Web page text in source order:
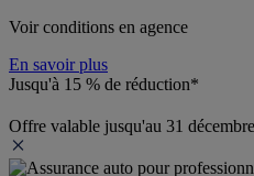
Voir conditions en agence
En savoir plus
Jusqu'à 15 % de réduction*
Offre valable jusqu'au 31